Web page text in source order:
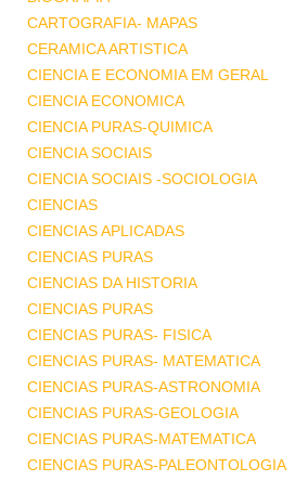
CARTOGRAFIA- MAPAS
CERAMICA ARTISTICA
CIENCIA E ECONOMIA EM GERAL
CIENCIA ECONOMICA
CIENCIA PURAS-QUIMICA
CIENCIA SOCIAIS
CIENCIA SOCIAIS -SOCIOLOGIA
CIENCIAS
CIENCIAS APLICADAS
CIENCIAS PURAS
CIENCIAS DA HISTORIA
CIENCIAS PURAS
CIENCIAS PURAS- FISICA
CIENCIAS PURAS- MATEMATICA
CIENCIAS PURAS-ASTRONOMIA
CIENCIAS PURAS-GEOLOGIA
CIENCIAS PURAS-MATEMATICA
CIENCIAS PURAS-PALEONTOLOGIA